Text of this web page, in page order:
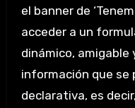
el banner de
acceder a un
dinámico, amigable
información que se
declarativa, es